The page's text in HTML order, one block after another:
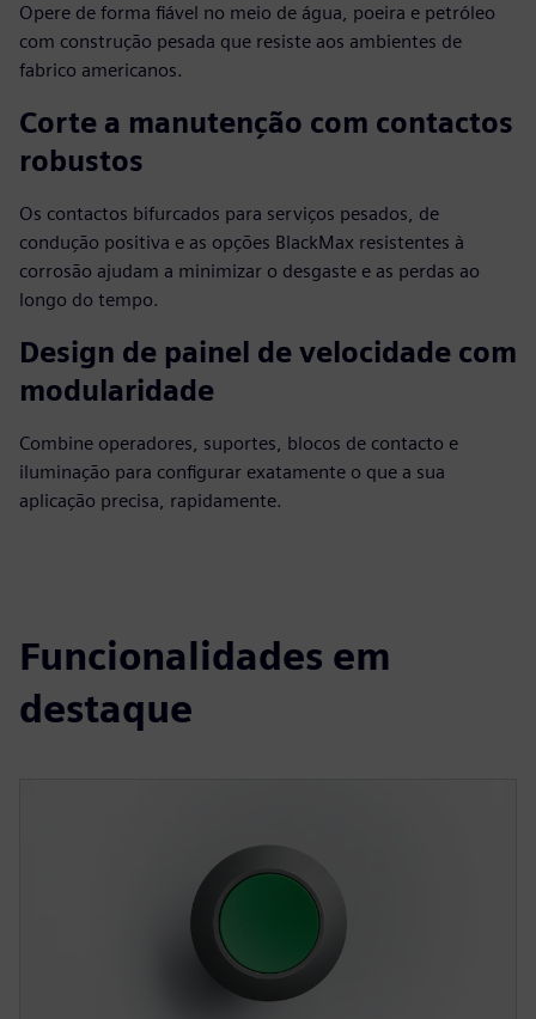
Opere de forma fiável no meio de água, poeira e petróleo
com construção pesada que resiste aos ambientes de
fabrico americanos.
Corte a manutenção com contactos
robustos
Os contactos bifurcados para serviços pesados, de
condução positiva e as opções BlackMax resistentes à
corrosão ajudam a minimizar o desgaste e as perdas ao
longo do tempo.
Design de painel de velocidade com
modularidade
Combine operadores, suportes, blocos de contacto e
iluminação para configurar exatamente o que a sua
aplicação precisa, rapidamente.
Funcionalidades em
destaque